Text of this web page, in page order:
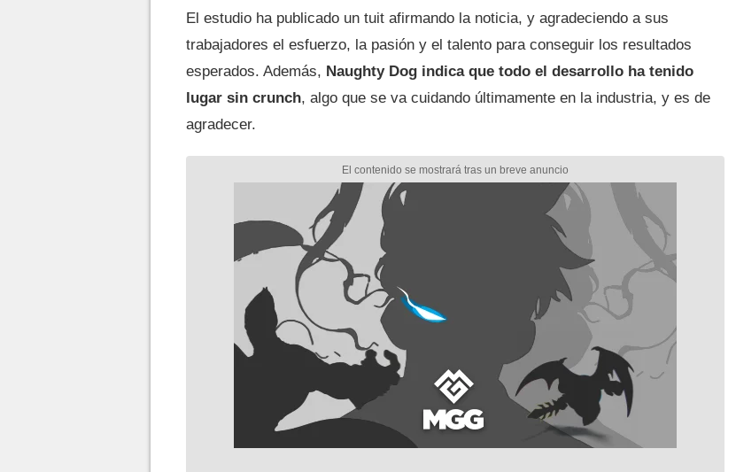
El estudio ha publicado un tuit afirmando la noticia, y agradeciendo a sus
trabajadores el esfuerzo, la pasión y el talento para conseguir los resultados
esperados. Además, Naughty Dog indica que todo el desarrollo ha tenido
lugar sin crunch, algo que se va cuidando últimamente en la industria, y es de
agradecer.